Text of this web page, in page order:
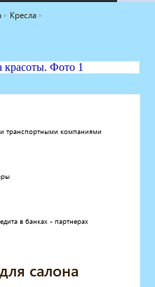
Кресла
транспортными компаниями
в банках - партнерах
салона